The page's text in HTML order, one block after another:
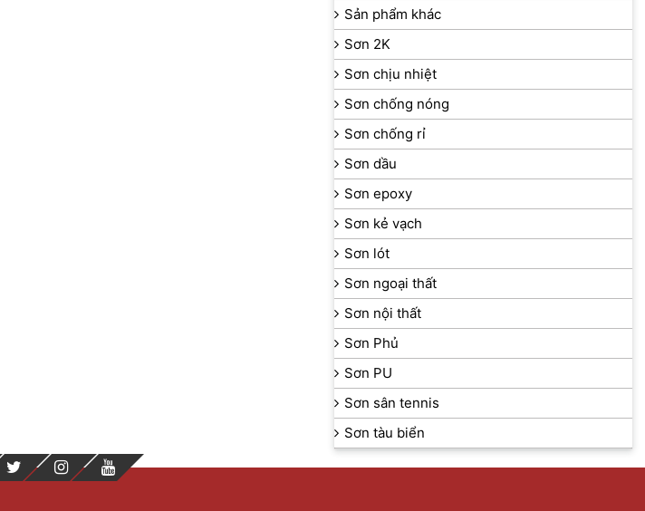
Sản phẩm khác
Sơn 2K
Sơn chịu nhiệt
Sơn chống nóng
Sơn chống rỉ
Sơn dầu
Sơn epoxy
Sơn kẻ vạch
Sơn lót
Sơn ngoại thất
Sơn nội thất
Sơn Phủ
Sơn PU
Sơn sân tennis
Sơn tàu biển